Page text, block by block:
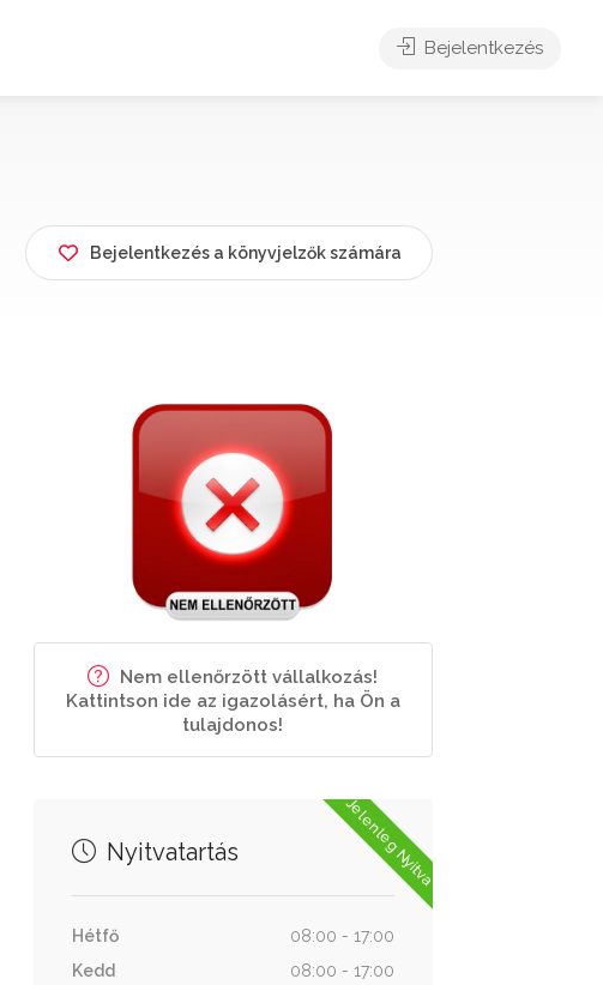
Bejelentkezés
Bejelentkezés a könyvjelzők számára
Nem ellenőrzött vállalkozás!
Kattintson ide az igazolásért, ha Ön a
tulajdonos!
Jelenleg Nyitva
Nyitvatartás
Hétfő
08:00 - 17:00
Kedd
08:00 - 17:00